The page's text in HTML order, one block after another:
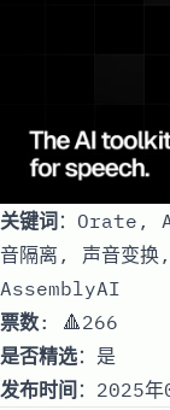
关键词：Orate,
音隔离, 声音变
AssemblyAI
票数: 🔺266
是否精选：是
发布时间 ：2025